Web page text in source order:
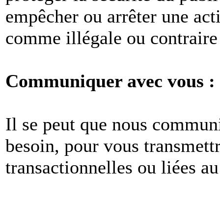
empêcher ou arrêter une
comme illégale ou
Communiquer avec vous :
Il se peut que nous
besoin, pour vous
transactionnelles ou liées